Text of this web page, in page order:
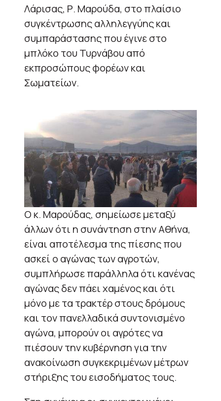
Λάρισας, Ρ. Μαρούδα, στο πλαίσιο
συγκέντρωσης αλληλεγγύης και
συμπαράστασης που έγινε στο
μπλόκο του Τυρνάβου από
εκπροσώπους φορέων και
Σωματείων.
O κ. Μαρούδας, σημείωσε μεταξύ
άλλων ότι η συνάντηση στην Αθήνα,
είναι αποτέλεσμα της πίεσης που
ασκεί ο αγώνας των αγροτών,
συμπλήρωσε παράλληλα ότι κανένας
αγώνας δεν πάει χαμένος και ότι
μόνο με τα τρακτέρ στους δρόμους
και τον πανελλαδικά συντονισμένο
αγώνα, μπορούν οι αγρότες να
πιέσουν την κυβέρνηση για την
ανακοίνωση συγκεκριμένων μέτρων
στήριξης του εισοδήματος τους.